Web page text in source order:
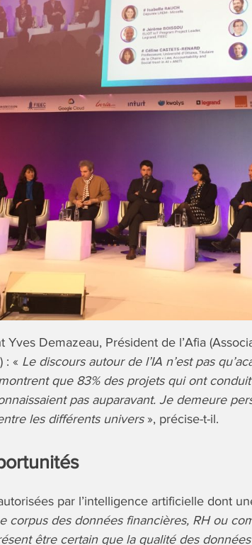
Yves Demazeau, Président de l’Afia
: « Le discours autour de l’IA n’est pas
que 83% des projets qui ont
pas auparavant. Je demeure
les différents univers», précise-t-il.
par l’intelligence artificielle dont
corpus des données financières, RH ou
être certain que la qualité des